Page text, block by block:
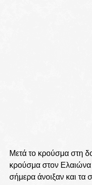
Μετά το κρούσμα στη
κρούσμα στον Ελαιώνα
σήμερα άνοιξαν και τα